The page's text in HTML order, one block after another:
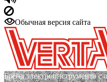
Обычная версия сайта
Бренд электроинструмента